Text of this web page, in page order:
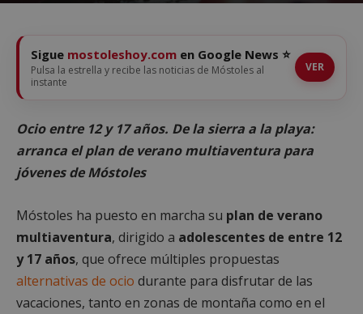
Sigue mostoleshoy.com en Google News ⭐
Pulsa la estrella y recibe las noticias de Móstoles al
instante
VER
Ocio entre 12 y 17 años. De la sierra a la playa:
arranca el plan de verano multiaventura para
jóvenes de Móstoles
Móstoles ha puesto en marcha su plan de verano
multiaventura, dirigido a adolescentes de entre 12
y 17 años, que ofrece múltiples propuestas
alternativas de ocio durante para disfrutar de las
vacaciones, tanto en zonas de montaña como en el